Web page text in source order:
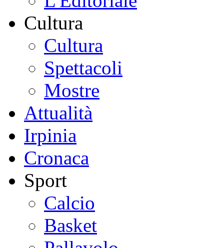
Cultura
Cultura
Spettacoli
Mostre
Attualità
Irpinia
Cronaca
Sport
Calcio
Basket